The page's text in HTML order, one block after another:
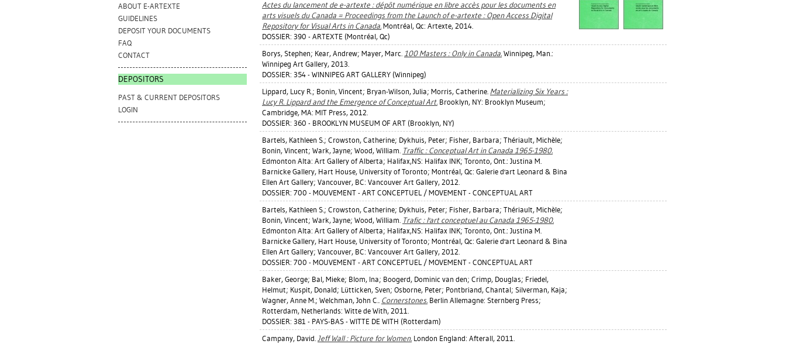
ABOUT E-ARTEXTE
GUIDELINES
DEPOSIT YOUR DOCUMENTS
FAQ
CONTACT
DEPOSITORS
PAST & CURRENT DEPOSITORS
LOGIN
Actes du lancement de e-artexte : dépôt numérique en libre accès pour les documents en
arts visuels du Canada = Proceedings from the Launch of e-artexte : Open Access Digital
Repository for Visual Arts in Canada. Montréal, Qc: Artexte, 2014.
DOSSIER: 390 - ARTEXTE (Montréal, Qc)
Borys, Stephen; Kear, Andrew; Mayer, Marc. 100 Masters : Only in Canada. Winnipeg, Man.:
Winnipeg Art Gallery, 2013.
DOSSIER: 354 - WINNIPEG ART GALLERY (Winnipeg)
Lippard, Lucy R.; Bonin, Vincent; Bryan-Wilson, Julia; Morris, Catherine. Materializing Six Years :
Lucy R. Lippard and the Emergence of Conceptual Art. Brooklyn, NY: Brooklyn Museum;
Cambridge, MA: MIT Press, 2012.
DOSSIER: 360 - BROOKLYN MUSEUM OF ART (Brooklyn, NY)
Bartels, Kathleen S.; Crowston, Catherine; Dykhuis, Peter; Fisher, Barbara; Thériault, Michèle;
Bonin, Vincent; Wark, Jayne; Wood, William. Traffic : Conceptual Art in Canada 1965-1980.
Edmonton Alta: Art Gallery of Alberta; Halifax,NS: Halifax INK; Toronto, Ont.: Justina M.
Barnicke Gallery, Hart House, University of Toronto; Montréal, Qc: Galerie d'art Leonard & Bina
Ellen Art Gallery; Vancouver, BC: Vancouver Art Gallery, 2012.
DOSSIER: 700 - MOUVEMENT - ART CONCEPTUEL / MOVEMENT - CONCEPTUAL ART
Bartels, Kathleen S.; Crowston, Catherine; Dykhuis, Peter; Fisher, Barbara; Thériault, Michèle;
Bonin, Vincent; Wark, Jayne; Wood, William. Trafic : l'art conceptuel au Canada 1965-1980.
Edmonton Alta: Art Gallery of Alberta; Halifax,NS: Halifax INK; Toronto, Ont.: Justina M.
Barnicke Gallery, Hart House, University of Toronto; Montréal, Qc: Galerie d'art Leonard & Bina
Ellen Art Gallery; Vancouver, BC: Vancouver Art Gallery, 2012.
DOSSIER: 700 - MOUVEMENT - ART CONCEPTUEL / MOVEMENT - CONCEPTUAL ART
Baker, George; Bal, Mieke; Blom, Ina; Boogerd, Dominic van den; Crimp, Douglas; Friedel,
Helmut; Kuspit, Donald; Lütticken, Sven; Osborne, Peter; Pontbriand, Chantal; Silverman, Kaja;
Wagner, Anne M.; Welchman, John C.. Cornerstones. Berlin Allemagne: Sternberg Press;
Rotterdam, Netherlands: Witte de With, 2011.
DOSSIER: 381 - PAYS-BAS - WITTE DE WITH (Rotterdam)
Campany, David. Jeff Wall : Picture for Women. London England: Afterall, 2011.